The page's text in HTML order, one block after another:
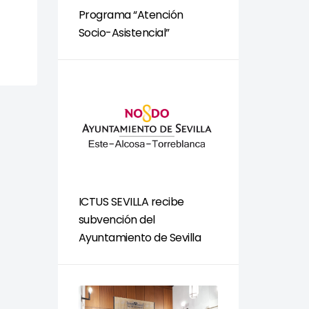
Programa “Atención
Socio-Asistencial”
ICTUS SEVILLA recibe
subvención del
Ayuntamiento de Sevilla